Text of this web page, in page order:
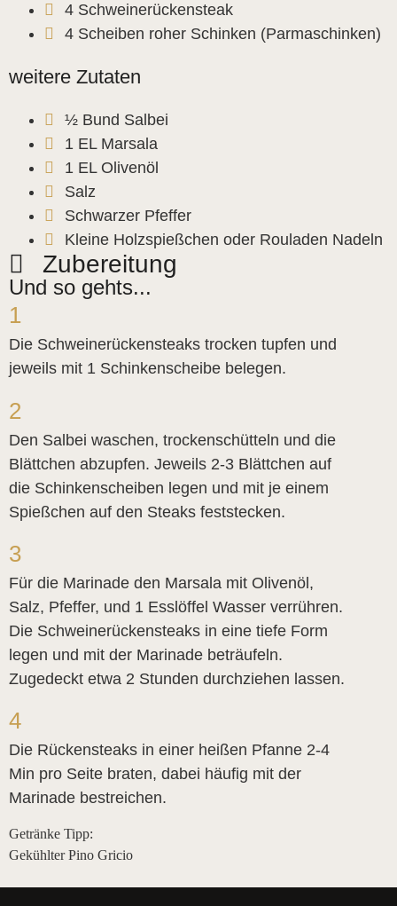
4 Schweinerückensteak
4 Scheiben roher Schinken (Parmaschinken)
weitere Zutaten
½ Bund Salbei
1 EL Marsala
1 EL Olivenöl
Salz
Schwarzer Pfeffer
Kleine Holzspießchen oder Rouladen Nadeln
Zubereitung
Und so gehts...
1
Die Schweinerückensteaks trocken tupfen und
jeweils mit 1 Schinkenscheibe belegen.
2
Den Salbei waschen, trockenschütteln und die
Blättchen abzupfen. Jeweils 2-3 Blättchen auf
die Schinkenscheiben legen und mit je einem
Spießchen auf den Steaks feststecken.
3
Für die Marinade den Marsala mit Olivenöl,
Salz, Pfeffer, und 1 Esslöffel Wasser verrühren.
Die Schweinerückensteaks in eine tiefe Form
legen und mit der Marinade beträufeln.
Zugedeckt etwa 2 Stunden durchziehen lassen.
4
Die Rückensteaks in einer heißen Pfanne 2-4
Min pro Seite braten, dabei häufig mit der
Marinade bestreichen.
Getränke Tipp:
Gekühlter Pino Gricio